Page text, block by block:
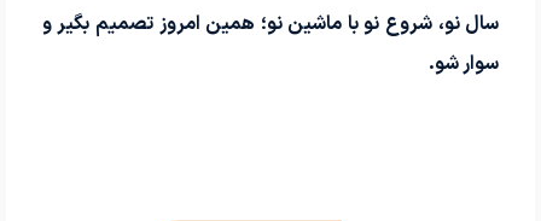
سال نو، شروع نو با ماشین نو؛ همین امروز تصمیم بگیر و
سوار شو.